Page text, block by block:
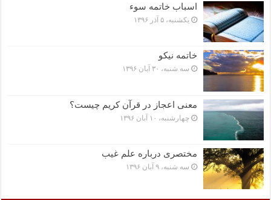
اسباب خاتمه سوء
یکشنبه، ۵ آذر ۱۳۹۶
خاتمه نیکو
سه شنبه، ۳۰ آبان ۱۳۹۶
معنی اعجاز در قرآن کریم چیست؟
چهارشنبه، ۱۰ آبان ۱۳۹۶
مختصرى درباره علم غیب
سه شنبه، ۹ آبان ۱۳۹۶